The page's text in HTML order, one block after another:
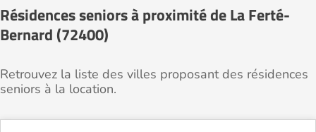
Résidences seniors à proximité de La Ferté-
Bernard (72400)
Retrouvez la liste des villes proposant des résidences
seniors à la location.